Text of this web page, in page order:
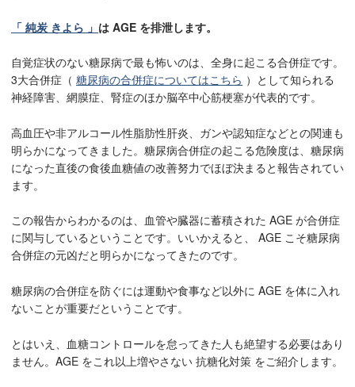
「 純炭 きよら 」 は AGE を排泄します。
自覚症状のない糖尿病で最も怖いのは、全身に起こる合併症です。
3大合併症（ 糖尿病の合併症についてはこちら ）として知られる
神経障害、網膜症、腎症のほか脳卒中心筋梗塞が代表的です。
高血圧や非アルコール性脂肪性肝炎、ガンや認知症などとの関連も
明らかになってきました。糖尿病合併症の起こる危険度は、糖尿病
になった直後の食後血糖値の改善努力でほぼ決まると報告されてい
ます。
この報告からわかるのは、血管や臓器に蓄積された AGE が合併症
に関与しているということです。いいかえると、 AGE こそ糖尿病
合併症の元凶だと明らかになってきたのです。
糖尿病の合併症を防ぐには運動や食事など以外に AGE を体に入れ
ないことが重要だということです。
とはいえ、血糖コントロールを怠ってきた人も絶望する必要はあり
ません。AGE をこれ以上増やさない 抗糖化対策 をご紹介します。